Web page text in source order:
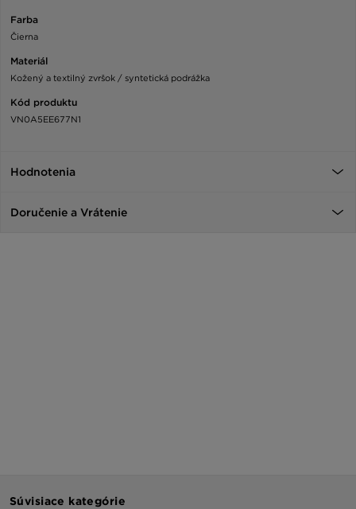
Farba
Čierna
Materiál
Kožený a textilný zvršok / syntetická podrážka
Kód produktu
VN0A5EE677N1
Hodnotenia
Doručenie a Vrátenie
Súvisiace kategórie